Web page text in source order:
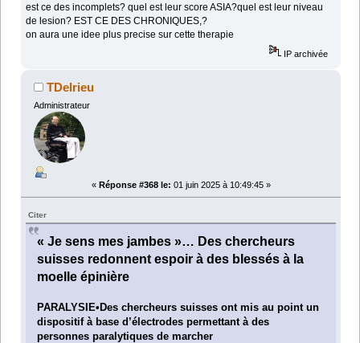
est ce des incomplets? quel est leur score ASIA?quel est leur niveau
de lesion? EST CE DES CHRONIQUES,?
on aura une idee plus precise sur cette therapie
IP archivée
TDelrieu
Administrateur
« Réponse #368 le: 01 juin 2025 à 10:49:45 »
Citer
« Je sens mes jambes »… Des chercheurs
suisses redonnent espoir à des blessés à la
moelle épinière
PARALYSIE•Des chercheurs suisses ont mis au point un
dispositif à base d’électrodes permettant à des
personnes paralytiques de marcher